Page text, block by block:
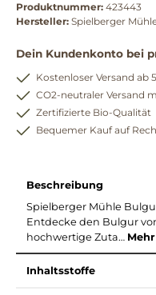
Produktnummer: 423443
Hersteller: Spielberger
Dein Kundenkonto bei
Kostenloser Versand ab
CO2-neutraler Versand
Zertifizierte Bio-Qualität
Bequemer Kauf auf
Beschreibung
Spielberger Mühle
Entdecke den Bulgur
hochwertige Zuta… Mehr
Inhaltsstoffe